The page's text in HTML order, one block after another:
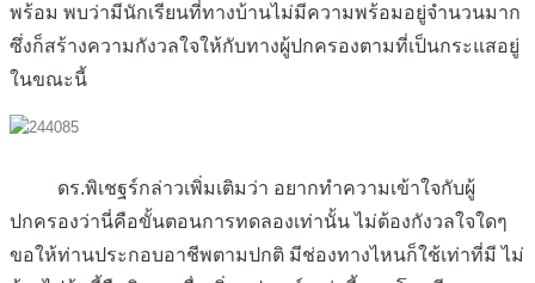
พร้อม พบว่ามีนักเรียนที่ทางบ้านไม่มีความพร้อมอยู่จำนวนมาก
ซึ่งก็สร้างความกังวลใจให้กับทางผู้ปกครองตามที่เป็นกระแสอยู่
ในขณะนี้
ดร.พิเชฐร์กล่าวเพิ่มเติมว่า อยากทำความเข้าใจกับผู้
ปกครองว่านี่คือขั้นตอนการทดลองเท่านั้น ไม่ต้องกังวลใจใดๆ
ขอให้ท่านประกอบอาชีพตามปกติ มีช่องทางไหนก็ใช้เท่าที่มี ไม่